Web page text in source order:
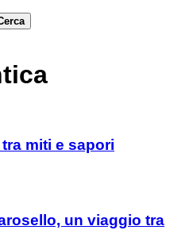
miti e sapori
un viaggio tra